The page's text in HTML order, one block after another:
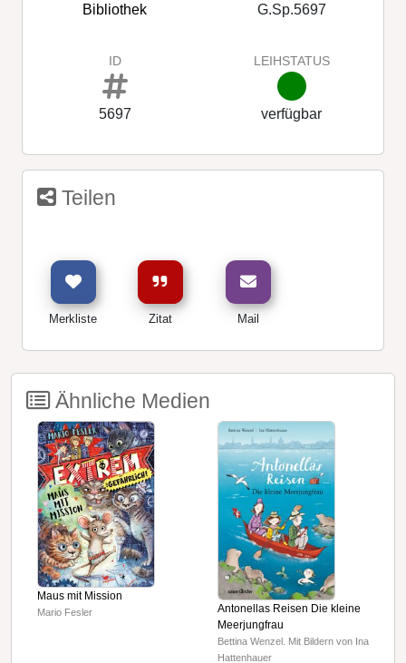
Bibliothek G.Sp.5697
ID
5697
LEIHSTATUS
verfügbar
Teilen
Merkliste Zitat Mail
Ähnliche Medien
Maus mit Mission
Mario Fesler
Antonellas Reisen Die kleine
Meerjungfrau
Bettina Wenzel. Mit Bildern von Ina
Hattenhauer